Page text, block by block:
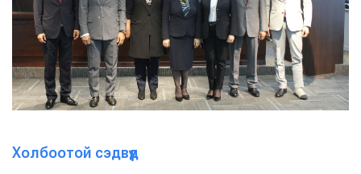
Холбоотой сэдвүүд